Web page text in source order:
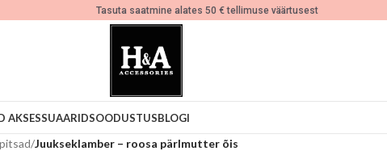
Tasuta saatmine alates 50 € tellimuse väärtusest
AKSESSUAARIDSOODUSTUSBLOGI
/Juukseklamber – roosa pärlmutter õis